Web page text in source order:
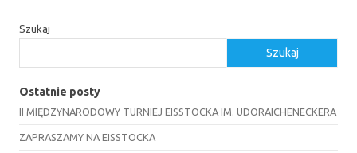
Szukaj
Szukaj
Ostatnie posty
II MIĘDZYNARODOWY TURNIEJ EISSTOCKA IM. UDORAICHENECKERA
ZAPRASZAMY NA EISSTOCKA